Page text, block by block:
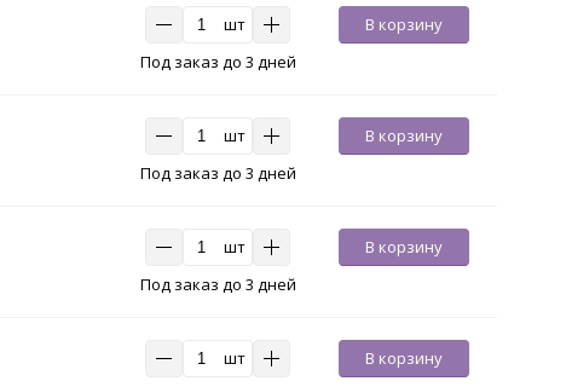
шт
В корзину
Под заказ до 3 дней
шт
В корзину
Под заказ до 3 дней
шт
В корзину
Под заказ до 3 дней
шт
В корзину